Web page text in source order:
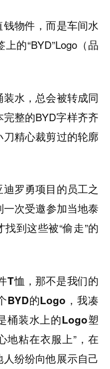
物件，而是车间水
的“BYD”Logo（品
水，总会被转成同
整的BYD字样齐齐
精心裁剪过的轮廓
罗勇项目的员工之
次受邀参加当地泰
到这些被“偷走”的
T恤，那不是我们的
BYD的Logo，我凑
桶装水上的Logo塑
地粘在衣服上”，在
纷纷向他展示自己